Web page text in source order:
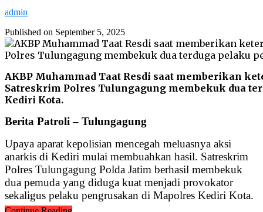
admin
Published on September 5, 2025
AKBP Muhammad Taat Resdi saat memberikan
Satreskrim Polres Tulungagung membekuk dua
Kediri Kota.
Berita Patroli – Tulungagung
Upaya aparat kepolisian mencegah meluasnya aksi
anarkis di Kediri mulai membuahkan hasil. Satreskrim
Polres Tulungagung Polda Jatim berhasil membekuk
dua pemuda yang diduga kuat menjadi provokator
sekaligus pelaku pengrusakan di Mapolres Kediri Kota.